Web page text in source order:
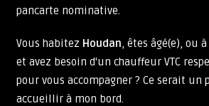
pancarte nominative.
Vous habitez Houdan, êtes âgé(e), ou
et avez besoin d'un chauffeur VTC
pour vous accompagner ? Ce serait un
accueillir à mon bord.